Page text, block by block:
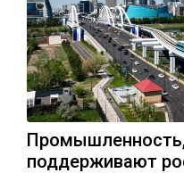
поддерживают